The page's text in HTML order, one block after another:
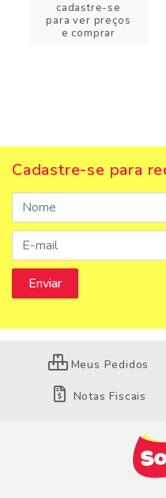
cadastre-se
para ver preços
e comprar
Cadastre-se para
Meus Pedidos
Notas Fiscais